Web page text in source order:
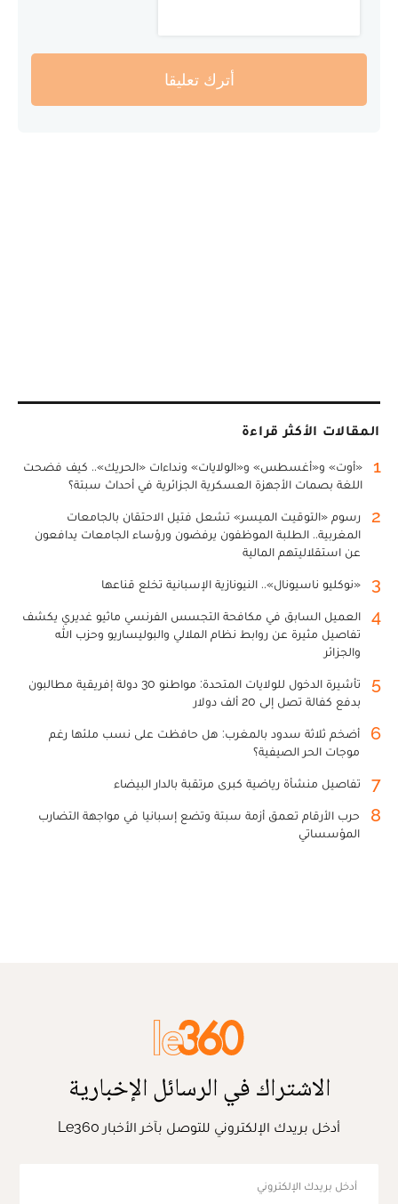
أترك تعليقا
المقالات الأكثر قراءة
1
«أوت» و«أغسطس» و«الولايات» ونداءات «الحريك».. كيف فضحت
اللغة بصمات الأجهزة العسكرية الجزائرية في أحداث سبتة؟
2
رسوم «التوقيت الميسر» تشعل فتيل الاحتقان بالجامعات
المغربية.. الطلبة الموظفون يرفضون ورؤساء الجامعات يدافعون
عن استقلاليتهم المالية
3 «نوكليو ناسيونال».. النيونازية الإسبانية تخلع قناعها
4
العميل السابق في مكافحة التجسس الفرنسي ماثيو غديري يكشف
تفاصيل مثيرة عن روابط نظام الملالي والبوليساريو وحزب الله
والجزائر
5
تأشيرة الدخول للولايات المتحدة: مواطنو 30 دولة إفريقية مطالبون
بدفع كفالة تصل إلى 20 ألف دولار
6
أضخم ثلاثة سدود بالمغرب: هل حافظت على نسب ملئها رغم
موجات الحر الصيفية؟
7 تفاصيل منشأة رياضية كبرى مرتقبة بالدار البيضاء
8
حرب الأرقام تعمق أزمة سبتة وتضع إسبانيا في مواجهة التضارب
المؤسساتي
الاشتراك في الرسائل الإخبارية
أدخل بريدك الإلكتروني للتوصل بآخر الأخبار Le360